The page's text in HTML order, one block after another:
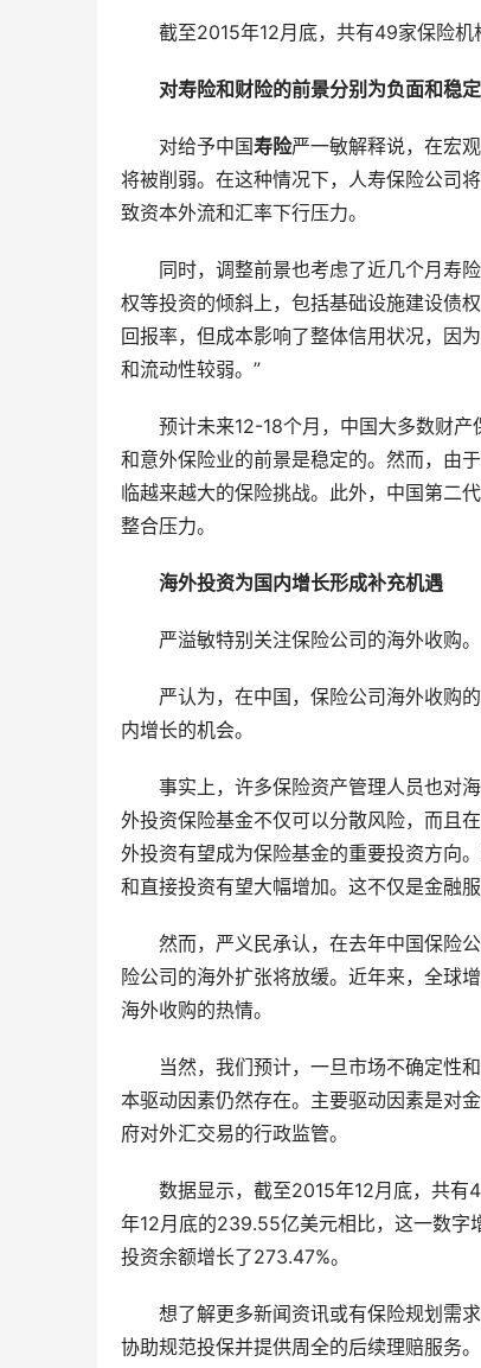
截至2015年12月底，共有49家保险机
对寿险和财险的前景分别为负面和稳定
对给予中国寿险严一敏解释说，在宏
将被削弱。在这种情况下，人寿保险公司
致资本外流和汇率下行压力。
同时，调整前景也考虑了近几个月寿
权等投资的倾斜上，包括基础设施建设债
回报率，但成本影响了整体信用状况，因
和流动性较弱。”
预计未来12-18个月，中国大多数财
和意外保险业的前景是稳定的。然而，由
临越来越大的保险挑战。此外，中国第二
整合压力。
海外投资为国内增长形成补充机遇
严溢敏特别关注保险公司的海外收购。
严认为，在中国，保险公司海外收购
内增长的机会。
事实上，许多保险资产管理人员也对
外投资保险基金不仅可以分散风险，而且
外投资有望成为保险基金的重要投资方向
和直接投资有望大幅增加。这不仅是金融
然而，严义民承认，在去年中国保险
险公司的海外扩张将放缓。近年来，全球
海外收购的热情。
当然，我们预计，一旦市场不确定性
本驱动因素仍然存在。主要驱动因素是对
府对外汇交易的行政监管。
数据显示，截至2015年12月底，共
年12月底的239.55亿美元相比，这一数字
投资余额增长了273.47%。
想了解更多新闻资讯或有保险规划需求
协助规范投保并提供周全的后续理赔服务。